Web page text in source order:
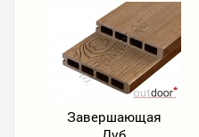
Завершающая